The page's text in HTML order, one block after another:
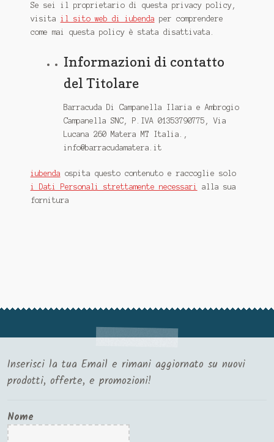
Se sei il proprietario di questa privacy policy,
visita il sito web di iubenda per comprendere
come mai questa policy è stata disattivata.
Informazioni di contatto
del Titolare
Barracuda Di Campanella Ilaria e Ambrogio
Campanella SNC, P.IVA 01353790775, Via
Lucana 260 Matera MT Italia.,
info@barracudamatera.it
iubenda ospita questo contenuto e raccoglie solo
i Dati Personali strettamente necessari
alla sua
fornitura
Inserisci la tua Email e rimani aggiornato su nuovi
prodotti, offerte, e promozioni!
Nome